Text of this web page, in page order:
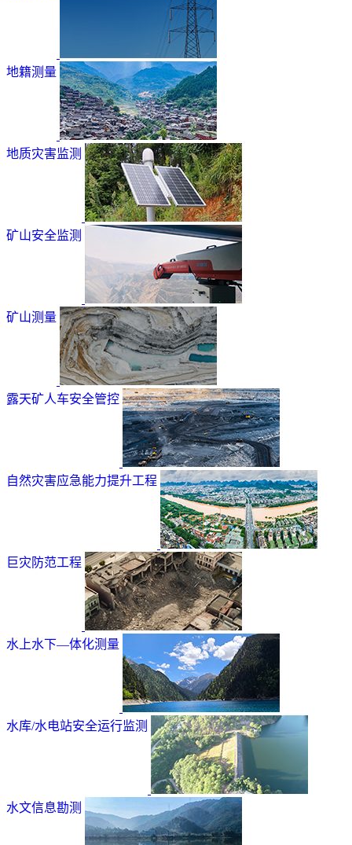
地籍测量
地质灾害监测
矿山安全监测
矿山测量
露天矿人车安全管控
自然灾害应急能力提升工程
巨灾防范工程
水上水下—体化测量
水库/水电站安全运行监测
水文信息勘测